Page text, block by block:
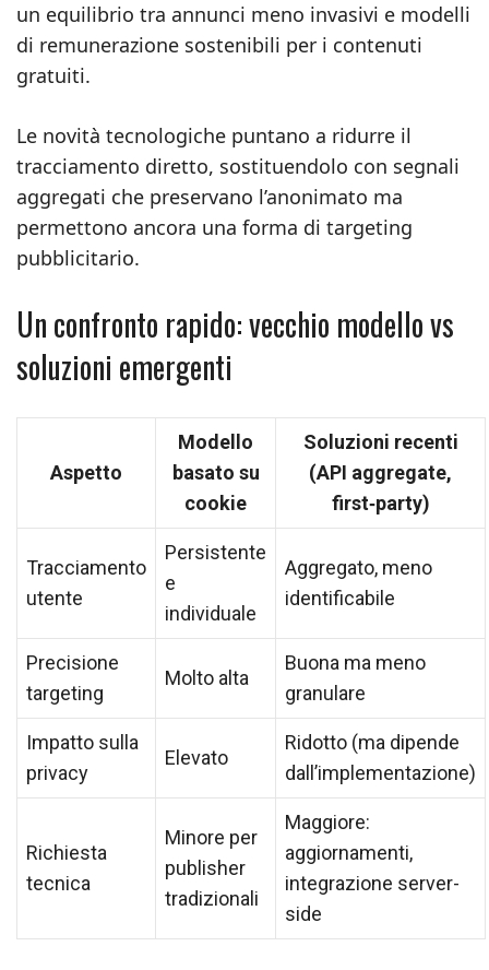
un equilibrio tra annunci meno invasivi e modelli
di remunerazione sostenibili per i contenuti
gratuiti.
Le novità tecnologiche puntano a ridurre il
tracciamento diretto, sostituendolo con segnali
aggregati che preservano l’anonimato ma
permettono ancora una forma di targeting
pubblicitario.
Un confronto rapido: vecchio modello vs
soluzioni emergenti
Aspetto
Modello
basato su
cookie
Soluzioni recenti
(API aggregate,
first‑party)
Tracciamento
utente
Persistente
e
individuale
Aggregato, meno
identificabile
Precisione
targeting
Molto alta
Buona ma meno
granulare
Impatto sulla
privacy
Elevato
Ridotto (ma dipende
dall’implementazione)
Richiesta
tecnica
Minore per
publisher
tradizionali
Maggiore:
aggiornamenti,
integrazione server-
side